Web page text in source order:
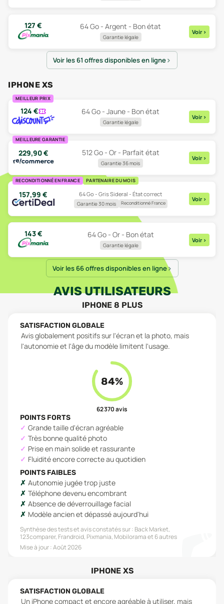
127 € 64 Go - Argent - Bon état
Garantie légale
Voir >
Voir les 61 offres disponibles en ligne
IPHONE XS
MEILLEUR PRIX
124 € 64 Go - Jaune - Bon état
Garantie légale
Voir >
MEILLEURE GARANTIE
229,90€ 512 Go - Or - Parfait état
Garantie 36 mois
Voir >
RECONDITIONNÉ EN FRANCE PARTENAIRE DU MOIS
157,99 € 64 Go - Gris Sideral - État correct
Garantie 30 mois Reconditionné France
Voir >
143€ 64 Go - Or - Bon état
Garantie légale
Voir >
Voir les 66 offres disponibles en ligne
AVIS UTILISATEURS
IPHONE 8 PLUS
SATISFACTION GLOBALE
Avis globalement positifs sur l'écran et la photo, mais
l'autonomie et l'âge du modèle limitent l'usage.
84%
62 370avis
POINTS FORTS
Grande taille d'écran agréable
Très bonne qualité photo
Prise en main solide et rassurante
Fluidité encore correcte au quotidien
POINTS FAIBLES
Autonomie jugée trop juste
Téléphone devenu encombrant
Absence de déverrouillage facial
Modèle ancien et dépassé aujourd'hui
Synthèse des tests et avis constatés sur : Back Market,
123comparer, Frandroid, Pixmania, Mobiloramaet 6 autres
Mise à jour :Août 2026
IPHONE XS
SATISFACTION GLOBALE
Un iPhone compact et encore agréable à utiliser, mais